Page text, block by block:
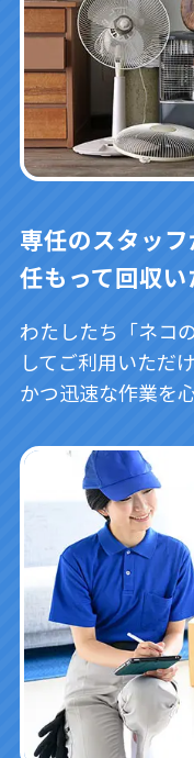
専任のスタッ
任もって回収
わたしたち「ネコ
してご利用いただ
かつ迅速な作業を